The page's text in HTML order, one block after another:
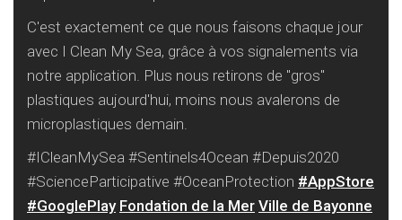
C'est exactement ce que nous faisons chaque jour
avec I Clean My Sea, grâce à vos signalements via
notre application. Plus nous retirons de "gros"
plastiques aujourd'hui, moins nous avalerons de
microplastiques demain.
#ICleanMySea #Sentinels4Ocean #Depuis2020
#ScienceParticipative #OceanProtection #AppStore
#GooglePlay Fondation de la Mer Ville de Bayonne